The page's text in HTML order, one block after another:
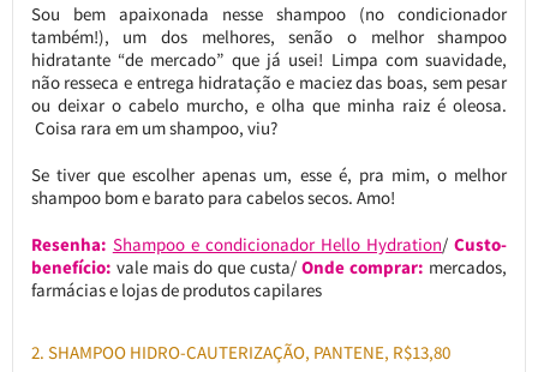
Sou bem apaixonada nesse shampoo (no condicionador
também!), um dos melhores, senão o melhor shampoo
hidratante “de mercado” que já usei! Limpa com suavidade,
não resseca e entrega hidratação e maciez das boas, sem pesar
ou deixar o cabelo murcho, e olha que minha raiz é oleosa.
Coisa rara em um shampoo, viu?
Se tiver que escolher apenas um, esse é, pra mim, o melhor
shampoo bom e barato para cabelos secos. Amo!
Resenha: Shampoo e condicionador Hello Hydration/Custo-
benefício: vale mais do que custa/Onde comprar: mercados,
farmácias e lojas de produtos capilares
2. SHAMPOO HIDRO-CAUTERIZAÇÃO, PANTENE, R$13,80